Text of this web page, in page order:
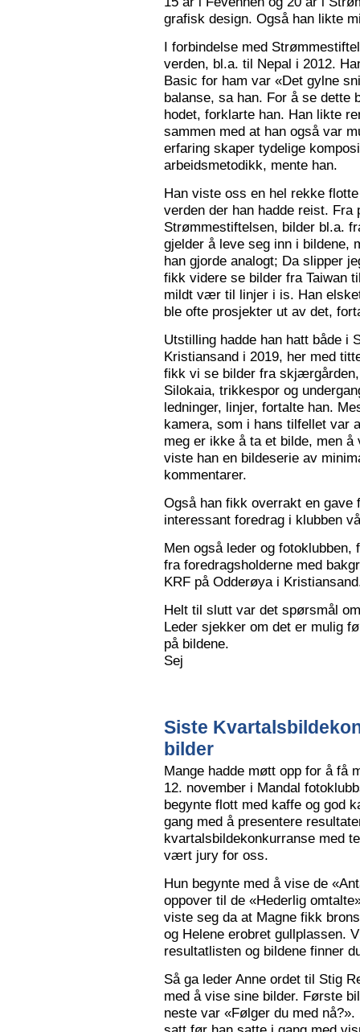
grafisk design. Også han likte
I forbindelse med
verden, bl.a. til Nepal i 2012.
Basic for ham var «Det gylne
balanse, sa han. For å se dette
hodet, forklarte han. Han likte
sammen med at han også var
erfaring skaper tydelige
arbeidsmetodikk, mente han.
Han viste oss en hel rekke
verden der han hadde reist. Fra
Strømmestiftelsen, bilder bl.a.
gjelder å leve seg inn i bildene,
han gjorde analogt; Da slipper
fikk videre se bilder fra Taiwan
mildt vær til linjer i is. Han
ble ofte prosjekter ut av det,
Utstilling hadde han hatt både i
Kristiansand i 2019, her med
fikk vi se bilder fra
Silokaia, trikkespor og
ledninger, linjer, fortalte han.
kamera, som i hans tilfellet var
meg er ikke å ta et bilde, men
viste han en bildeserie av
kommentarer.
Også han fikk overrakt en gave
interessant foredrag i klubben
Men også leder og
fra foredragsholderne med
KRF på Odderøya i
Helt til slutt var det spørsmål
Leder sjekker om det er mulig
på bildene.
Sej
Siste
bilder
Mange hadde møtt opp for å få
12. november i Mandal
begynte flott med kaffe og god
gang med å presentere
kvartalsbildekonkurranse med
vært jury for oss.
Hun begynte med å vise de
oppover til de «Hederlig
viste seg da at Magne fikk
og Helene erobret gullplassen.
resultatlisten og bildene finner
Så ga leder Anne ordet til Stig
med å vise sine bilder. Første
neste var «Følger du med